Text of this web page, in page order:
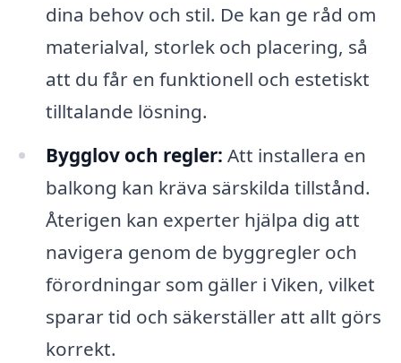
dina behov och stil. De kan ge råd om
materialval, storlek och placering, så
att du får en funktionell och estetiskt
tilltalande lösning.
Bygglov och regler: Att installera en
balkong kan kräva särskilda tillstånd.
Återigen kan experter hjälpa dig att
navigera genom de byggregler och
förordningar som gäller i Viken, vilket
sparar tid och säkerställer att allt görs
korrekt.